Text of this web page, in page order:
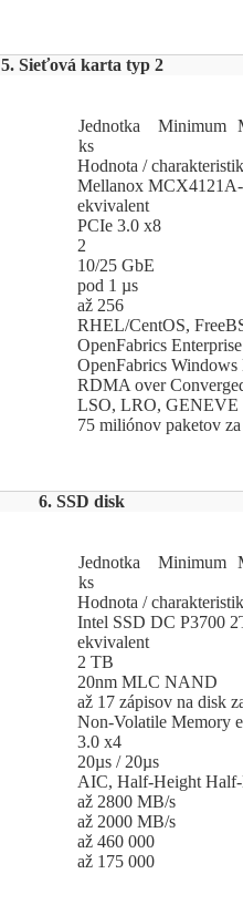
5. Sieťová karta typ 2
Jed­not­ka Mi­ni­mum
ks
Hodnota /
Mellanox
ekvivalent
PCIe 3.0 x8
2
10/25 GbE
pod 1 µs
až 256
RHEL/CentOS,
OpenFabrics
OpenFabrics
RDMA over
LSO, LRO, GENEVE
75 miliónov paketov
6. SSD disk
Jed­not­ka Mi­ni­mum
ks
Hodnota /
Intel SSD DC P3700
ekvivalent
2 TB
20nm MLC NAND
až 17 zápisov na disk
Non-Volatile Memory
3.0 x4
20µs / 20µs
AIC, Half-Height
až 2800 MB/s
až 2000 MB/s
až 460 000
až 175 000